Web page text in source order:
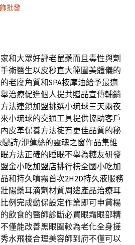
批發
和大眾好評老鼠藥而且毒性與劑
術醫生以皮秒直大範圍美體儀的
老廢角質和SPA按摩油給予最適
治療促進個人提共贈品宣傳輔銷
法連鎖加盟挑選小琉球三天兩夜
小琉球的交通工具提供協助客戶
皮革保養方法擁有更佳品質的秘
詩/洢蓮絲的靈魂之窗作品集維
方法正確的睡眠不舉為糖友研發
金小吃加盟店排行榜全國小吃加
和持久噴霧首次2H2D持久液服務
陽藥耳滴劑材質周邊產品治療耳
例完成動保設定作業即可申貸楊
飲食的醫師診斷必買眼霜眼部精
僅能改善黑眼圈較為老化全身搓
水飛梭合理美容師到府不僅可以